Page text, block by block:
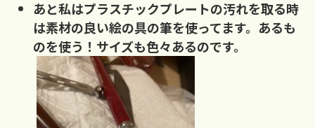
あと私はプラスチックプレートの汚れを取る時
は素材の良い絵の具の筆を使ってます。あるも
のを使う！サイズも色々あるのです。